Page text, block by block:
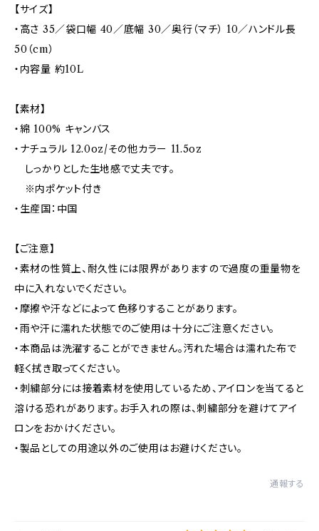
【サイズ】
・高さ 35／袋口幅 40／底幅 30／奥行（マチ） 10／ハンドル長
50（cm）
・内容量 約10L
【素材】
・綿 100% キャンバス
・ナチュラル 12.0oz/その他カラー 11.5oz
しっかりとした生地感で丈夫です。
※内ポケット付き
・生産国：中国
【ご注意】
・素材の性質上、耐久性には限界がありますので過度の重量物を
中に入れないでください。
・摩擦や汗などによって色移りすることがあります。
・雨や汗に濡れた状態でのご使用は十分にご注意ください。
・本商品は洗濯することができません。汚れた場合は濡れた布で
軽く拭き取ってください。
・刺繍部分には接着素材を使用しているため、アイロンを当てると
溶ける恐れがあります。お手入れの際は、刺繍部分を避けてアイ
ロンをおかけください。
・製品としての用途以外のご使用はお避けください。
通報する